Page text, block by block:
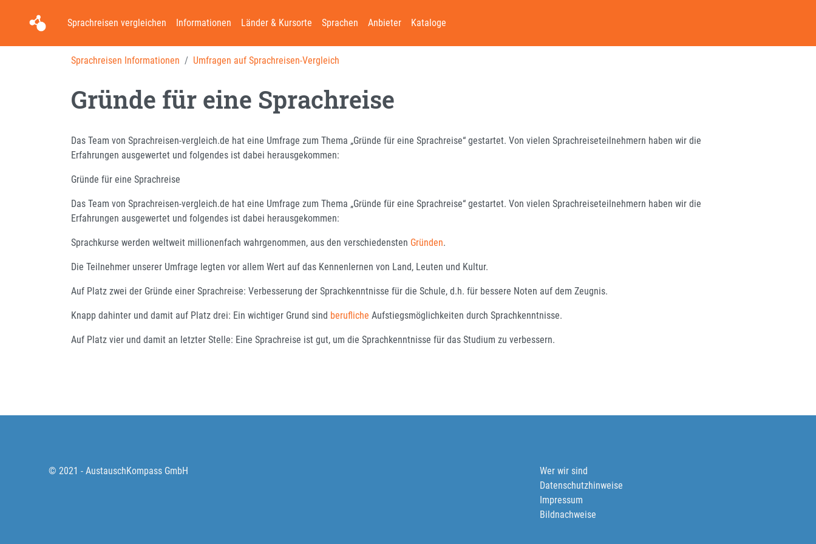
Sprachreisen vergleichen Informationen Länder & Kursorte Sprachen Anbieter Kataloge
Sprachreisen Informationen Umfragen auf Sprachreisen-Vergleich
Gründe für eine Sprachreise
Das Team von Sprachreisen-vergleich.de hat eine Umfrage zum Thema „Gründe für eine Sprachreise“ gestartet. Von vielen Sprachreiseteilnehmern haben wir die
Erfahrungen ausgewertet und folgendes ist dabei herausgekommen:
Gründe für eine Sprachreise
Das Team von Sprachreisen-vergleich.de hat eine Umfrage zum Thema „Gründe für eine Sprachreise“ gestartet. Von vielen Sprachreiseteilnehmern haben wir die
Erfahrungen ausgewertet und folgendes ist dabei herausgekommen:
Sprachkurse werden weltweit millionenfach wahrgenommen, aus den verschiedensten Gründen.
Die Teilnehmer unserer Umfrage legten vor allem Wert auf das Kennenlernen von Land, Leuten und Kultur.
Auf Platz zwei der Gründe einer Sprachreise: Verbesserung der Sprachkenntnisse für die Schule, d.h. für bessere Noten auf dem Zeugnis.
Knapp dahinter und damit auf Platz drei: Ein wichtiger Grund sind berufliche Aufstiegsmöglichkeiten durch Sprachkenntnisse.
Auf Platz vier und damit an letzter Stelle: Eine Sprachreise ist gut, um die Sprachkenntnisse für das Studium zu verbessern.
© 2021 - AustauschKompass GmbH
Wer wir sind
Datenschutzhinweise
Impressum
Bildnachweise